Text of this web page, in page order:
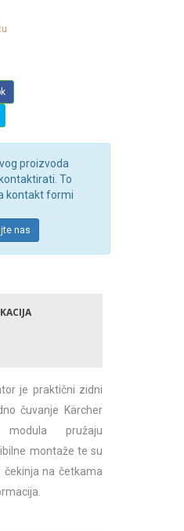
proizvoda
To
kontakt formi
nas
je praktični zidni
čuvanje Kärcher
pružaju
montaže te su
na četkama